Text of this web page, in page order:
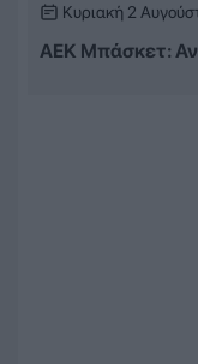
Κυριακή 2
ΑΕΚ Μπάσκετ: